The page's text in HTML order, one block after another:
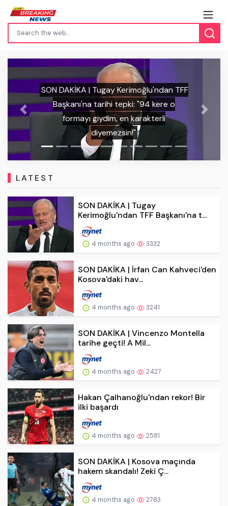
TFF
o
SON DAKİKA | İrfan Can Kahveci'den
Kosova'daki havai fişekli saldırıya
gibi cevap: "Türk milletini
Previous Next
LATEST
SON DAKİKA | Tugay
Kerimoğlu'ndan TFF Başkanı'na t...
4 months ago 3332
SON DAKİKA | İrfan Can Kahveci'den
Kosova'daki hav...
4 months ago 3241
SON DAKİKA | Vincenzo Montella
tarihe geçti! A Mil...
4 months ago 2427
Hakan Çalhanoğlu'ndan rekor! Bir
ilki başardı
4 months ago 2581
SON DAKİKA | Kosova maçında
hakem skandalı! Zeki Ç...
4 months ago 2783